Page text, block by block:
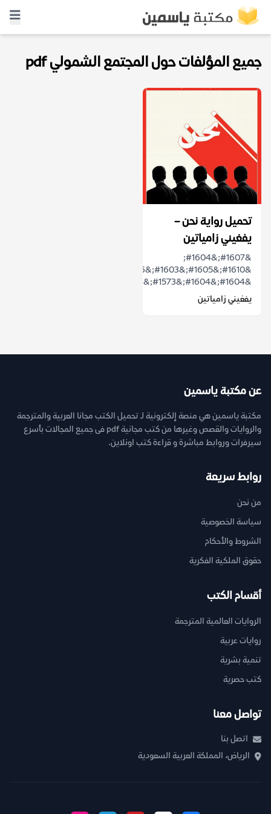
جميع المؤلفات حول المجتمع الشمولي pdf
تحميل رواية نحن –
يفغيني زامياتين
&#1607;&#1604;
&#1604;&#1604;&#1573;&#1606;&#1587;&...
يفغيني زامياتين
عن مكتبة ياسمين
مكتبة ياسمين هي منصة إلكترونية لـ تحميل الكتب مجانا العربية والمترجمة
والروايات والقصص وغيرها من كتب مجانية pdf فى جميع المجالات بأسرع
سيرفرات وروابط مباشرة و قراءة كتب اونلاين.
روابط سريعة
من نحن
سياسة الخصوصية
الشروط والأحكام
حقوق الملكية الفكرية
أقسام الكتب
الروايات العالمية المترجمة
روايات عربية
تنمية بشرية
كتب حصرية
تواصل معنا
اتصل بنا
الرياض، المملكة العربية السعودية